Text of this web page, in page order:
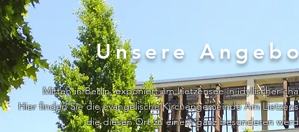
Unsere
Mitten in Berlin, exponiert am Lietzensee in idyllischer
Hier finden Sie die evangelische Kirchengemeinde Am
die diesen Ort zu einem ganz besonderen